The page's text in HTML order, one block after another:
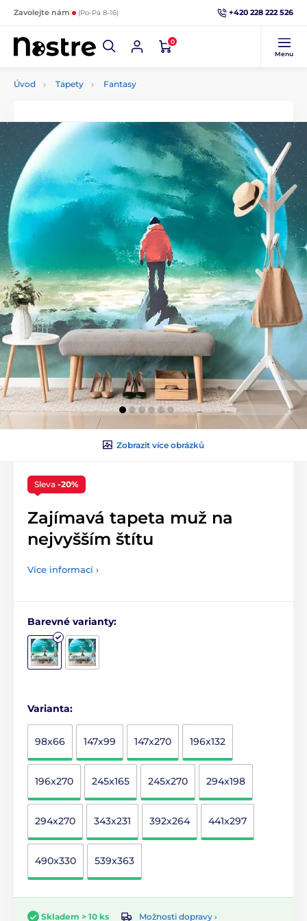
Zavolejte nám (Po-Pá 8-16) +420 228 222 526
0
Menu
Úvod Tapety Fantasy
Zobrazit více obrázků
Sleva -20%
Zajímavá tapeta muž na
nejvyšším štítu
Více informací ›
Barevné varianty:
Varianta:
98x66 147x99 147x270 196x132
196x270 245x165 245x270 294x198
294x270 343x231 392x264 441x297
490x330 539x363
Skladem > 10 ks Možnosti dopravy ›